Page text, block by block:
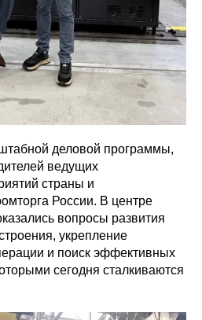
деловой программы,
ведущих
страны и
России. В центре
вопросы развития
укрепление
и поиск эффективных
сегодня сталкиваются